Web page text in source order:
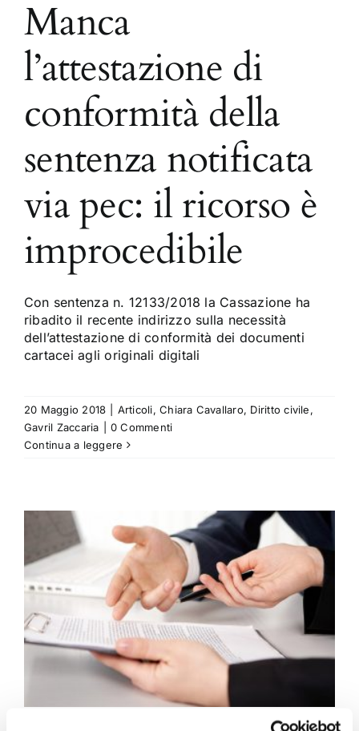
Manca
l’attestazione di
conformità della
sentenza notificata
via pec: il ricorso è
improcedibile
Con sentenza n. 12133/2018 la Cassazione ha
ribadito il recente indirizzo sulla necessità
dell’attestazione di conformità dei documenti
cartacei agli originali digitali
20 Maggio 2018 Articoli,Chiara Cavallaro, Diritto civile,
Gavril Zaccaria
0 Commenti
Continua a leggere